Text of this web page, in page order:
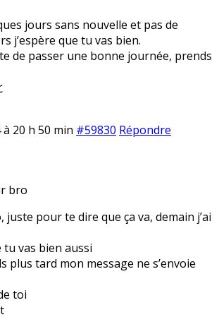
jours sans nouvelle et pas de
j’espère que tu vas bien.
de passer une bonne journée, prends
20 h 50 min #59830 Répondre
bro
juste pour te dire que ça va, demain j’ai
tu vas bien aussi
plus tard mon message ne s’envoie
toi